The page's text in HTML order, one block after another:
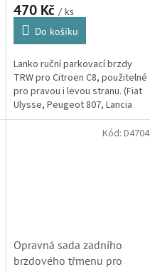
470 Kč/ ks
Do košíku
Lanko ruční parkovací brzdy
TRW pro Citroen C8, použitelné
pro pravou i levou stranu. (Fiat
Ulysse, Peugeot 807, Lancia
Phedra)
Opravná sada zadního
brzdového třmenu pro
Kód: D4704